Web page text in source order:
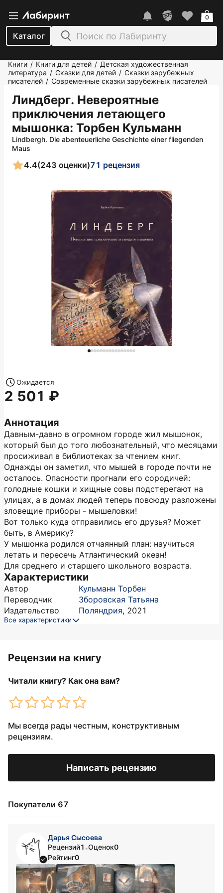
Каталог
0
Книги / Книги для детей / Детская художественная
литература / Сказки для детей / Сказки зарубежных
писателей / Современные сказки зарубежных писателей
Линдберг. Невероятные
приключения летающего
мышонка: Торбен Кульманн
Lindbergh. Die abenteuerliche Geschichte einer fliegenden
Maus
4.4(243 оценки)71 рецензия
Аннотация
Давным-давно в огромном городе жил мышонок,
который был до того любознательный, что месяцами
просиживал в библиотеках за чтением книг.
Однажды он заметил, что мышей в городе почти не
осталось. Опасности прогнали его сородичей:
голодные кошки и хищные совы подстерегают на
улицах, а в домах людей теперь повсюду разложены
зловещие приборы - мышеловки!
Вот только куда отправились его друзья? Может
быть, в Америку?
У мышонка родился отчаянный план: научиться
летать и пересечь Атлантический океан!
Для среднего и старшего школьного возраста.
Характеристики
Автор
Кульманн Торбен
Переводчик
Зборовская Татьяна
Издательство
Поляндрия, 2021
Все характеристики
Ожидается
2 501
Рецензии на книгу
Читали книгу? Как она вам?
Мы всегда рады честным, конструктивным
рецензиям.
Написать рецензию
Покупатели 67
Дарья Сысоева
Рецензий1 •Оценок0
Рейтинг0